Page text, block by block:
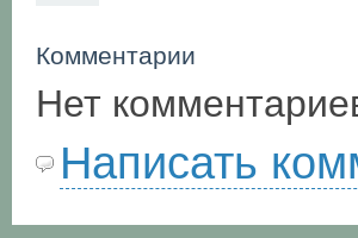
Комментарии
Нет
Написать